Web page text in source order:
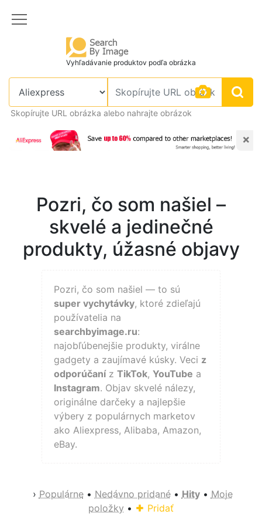
Vyhľadávanie produktov podľa obrázka
Skopírujte URL obrázka alebo nahrajte obrázok
×
Pozri, čo som našiel –
skvelé a jedinečné
produkty, úžasné objavy
Pozri, čo som našiel — to sú
super vychytávky, ktoré zdieľajú
používatelia na
searchbyimage.ru:
najobľúbenejšie produkty, virálne
gadgety a zaujímavé kúsky. Veci z
odporúčaníz TikTok, YouTube a
Instagram. Objav skvelé nálezy,
originálne darčeky a najlepšie
výbery z populárnych marketov
ako Aliexpress, Alibaba, Amazon,
eBay.
› Populárne • Nedávno pridané • Hity • Moje
položky • Pridať